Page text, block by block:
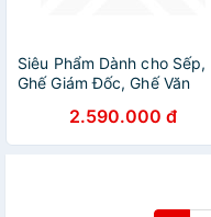
Siêu Phẩm Dành cho Sếp,
Ghế Giám Đốc, Ghế Văn
Ergonomic AZP-9933
2.590.000 đ